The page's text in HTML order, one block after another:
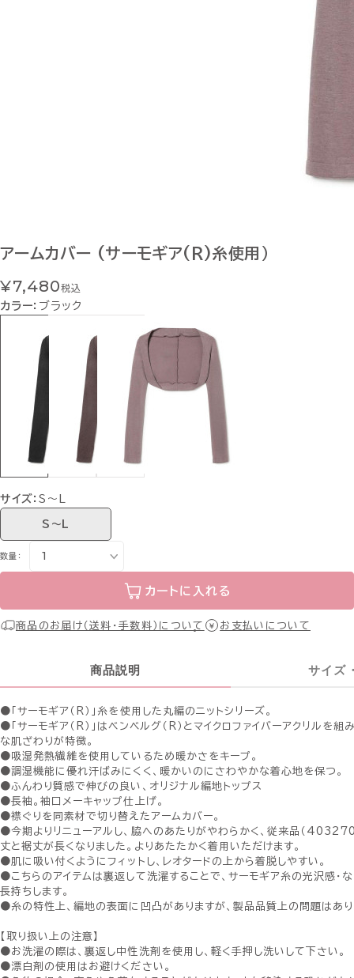
アームカバー (サーモギア(R)糸使用）
¥7,480税込
カラー： ブラック
サイズ：S〜L
S〜L
数量：
カートに入れる
商品のお届け（送料・手数料）について お支払いについて
商品説明 サイズ
●「サーモギア（R）」糸を使用した丸編のニットシリーズ。
●「サーモギア（R）」はベンベルグ（R）とマイクロファイバーアクリルを組
な肌ざわりが特徴。
●吸湿発熱繊維を使用しているため暖かさをキープ。
●調湿機能に優れ汗ばみにくく、暖かいのにさわやかな着心地を保つ。
●ふんわり質感で伸びの良い、オリジナル編地トップス
●長袖。袖口メーキャップ仕上げ。
●襟ぐりを同素材で切り替えたアームカバー。
●今期よりリニューアルし、脇へのあたりがやわらかく、従来品（
丈と裾丈が長くなりました。よりあたたかく着用いただけます。
●肌に吸い付くようにフィットし、レオタードの上から着脱しやすい。
●こちらのアイテムは裏返して洗濯することで、サーモギア糸の光沢感・
長持ちします。
●糸の特性上、編地の表面に凹凸がありますが、製品品質上の問題はあり
【取り扱い上の注意】
●お洗濯の際は、裏返し中性洗剤を使用し、軽く手押し洗いして下さい。
●漂白剤の使用はお避けください。